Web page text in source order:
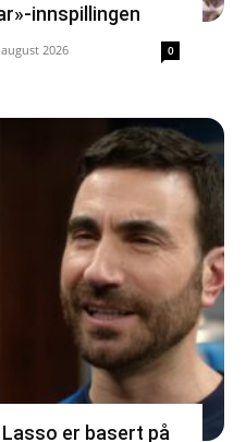
innspillingen
2026 0
er basert på